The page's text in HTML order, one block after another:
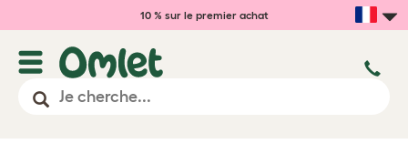
10 % sur le premier achat